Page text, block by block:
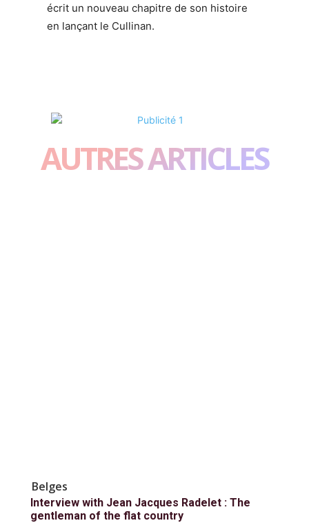
écrit un nouveau chapitre de son histoire
en lançant le Cullinan.
AUTRES ARTICLES
Belges
Interview with Jean Jacques Radelet : The
gentleman of the flat country